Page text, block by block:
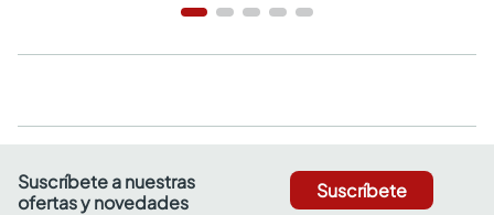
Suscríbete a nuestras
ofertas y novedades
Suscríbete